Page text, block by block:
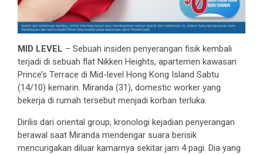
MID LEVEL – Sebuah insiden penyerangan fisik kembali
terjadi di sebuah flat Nikken Heights, apartemen kawasan
Prince’s Terrace di Mid-level Hong Kong Island Sabtu
(14/10) kemarin. Miranda (31), domestic worker yang
bekerja di rumah tersebut menjadi korban terluka.
Dirilis dari oriental group, kronologi kejadian penyerangan
berawal saat Miranda mendengar suara berisik
mencurigakan diluar kamarnya sekitar jam 4 pagi. Dia yang